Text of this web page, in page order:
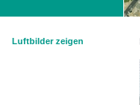
Luftbilder zeigen